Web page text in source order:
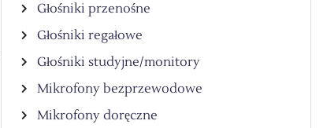
Głośniki przenośne
Głośniki regałowe
Głośniki studyjne/monitory
Mikrofony bezprzewodowe
Mikrofony doręczne